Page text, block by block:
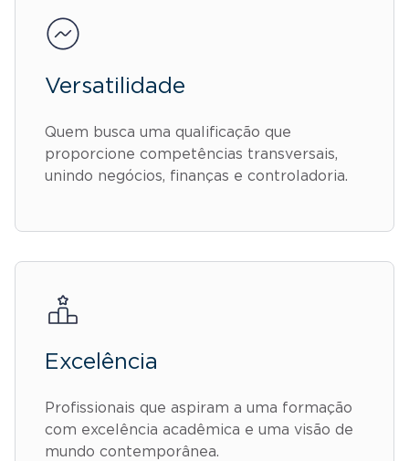
Versatilidade
Quem busca uma qualificação que
proporcione competências transversais,
unindo negócios, finanças e controladoria.
Excelência
Profissionais que aspiram a uma formação
com excelência acadêmica e uma visão de
mundo contemporânea.